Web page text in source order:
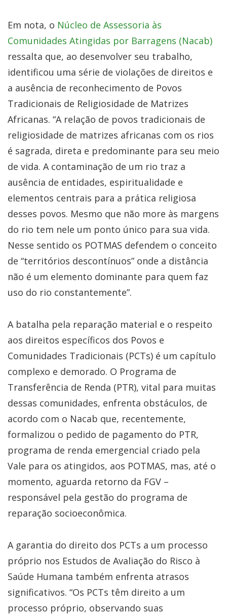
Em nota, o Núcleo de Assessoria às
Comunidades Atingidas por Barragens (Nacab)
ressalta que, ao desenvolver seu trabalho,
identificou uma série de violações de direitos e
a ausência de reconhecimento de Povos
Tradicionais de Religiosidade de Matrizes
Africanas. “A relação de povos tradicionais de
religiosidade de matrizes africanas com os rios
é sagrada, direta e predominante para seu meio
de vida. A contaminação de um rio traz a
ausência de entidades, espiritualidade e
elementos centrais para a prática religiosa
desses povos. Mesmo que não more às margens
do rio tem nele um ponto único para sua vida.
Nesse sentido os POTMAS defendem o conceito
de “territórios descontínuos” onde a distância
não é um elemento dominante para quem faz
uso do rio constantemente”.
A batalha pela reparação material e o respeito
aos direitos específicos dos Povos e
Comunidades Tradicionais (PCTs) é um capítulo
complexo e demorado. O Programa de
Transferência de Renda (PTR), vital para muitas
dessas comunidades, enfrenta obstáculos, de
acordo com o Nacab que, recentemente,
formalizou o pedido de pagamento do PTR,
programa de renda emergencial criado pela
Vale para os atingidos, aos POTMAS, mas, até o
momento, aguarda retorno da FGV –
responsável pela gestão do programa de
reparação socioeconômica.
A garantia do direito dos PCTs a um processo
próprio nos Estudos de Avaliação do Risco à
Saúde Humana também enfrenta atrasos
significativos. “Os PCTs têm direito a um
processo próprio, observando suas